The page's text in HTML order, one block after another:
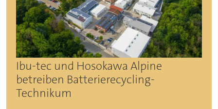
Ibu-tec und Hosokawa Alpine
betreiben Batterierecycling-
Technikum